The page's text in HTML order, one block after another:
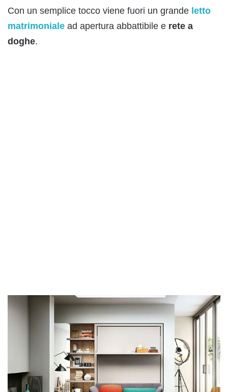
Con un semplice tocco viene fuori un grande letto
matrimoniale ad apertura abbattibile e rete a
doghe.